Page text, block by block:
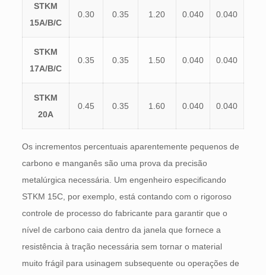
STKM
15A/B/C
0.30 0.35 1.20 0.040 0.040
STKM
17A/B/C
0.35 0.35 1.50 0.040 0.040
STKM
20A
0.45 0.35 1.60 0.040 0.040
Os incrementos percentuais aparentemente pequenos de
carbono e manganês são uma prova da precisão
metalúrgica necessária. Um engenheiro especificando
STKM 15C, por exemplo, está contando com o rigoroso
controle de processo do fabricante para garantir que o
nível de carbono caia dentro da janela que fornece a
resistência à tração necessária sem tornar o material
muito frágil para usinagem subsequente ou operações de